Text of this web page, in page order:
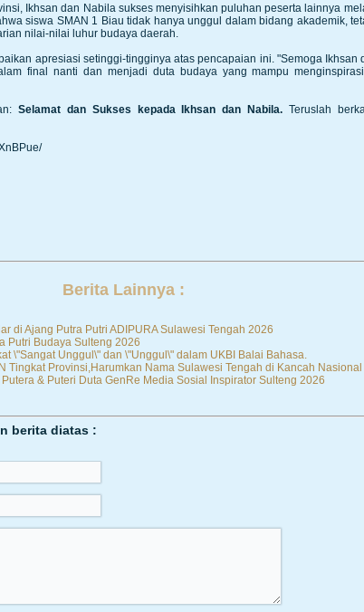
Ikhsan dan Nabila sukses menyisihkan puluhan peserta lainnya
siswa SMAN 1 Biau tidak hanya unggul dalam bidang akademik,
nilai-nilai luhur budaya daerah.
apresiasi setinggi-tingginya atas pencapaian ini. "Semoga Ikhsan
final nanti dan menjadi duta budaya yang mampu
Selamat dan Sukses kepada Ikhsan dan Nabila. Teruslah
Berita Lainnya :
di Ajang Putra Putri ADIPURA Sulawesi Tengah 2026
Putri Budaya Sulteng 2026
\"Sangat Unggul\" dan \"Unggul\" dalam UKBI Balai Bahasa.
Tingkat Provinsi,Harumkan Nama Sulawesi Tengah di Kancah Nasional
& Puteri Duta GenRe Media Sosial Inspirator Sulteng 2026
berita diatas :